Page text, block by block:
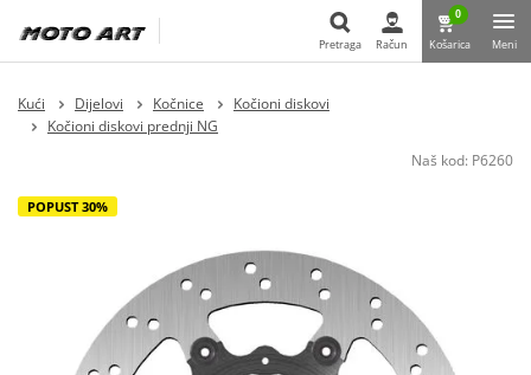
Pretraga Račun
0
Košarica Meni
Kući Dijelovi Kočnice
Kočioni diskovi
Kočioni diskovi prednji NG
Naš kod: P6260
POPUST 30%